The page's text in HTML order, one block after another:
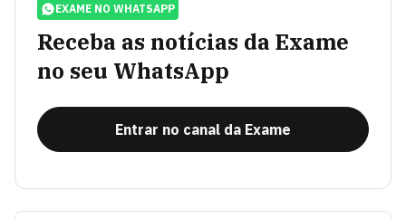
EXAME NO WHATSAPP
Receba as notícias da Exame
no seu WhatsApp
Entrar no canal da Exame